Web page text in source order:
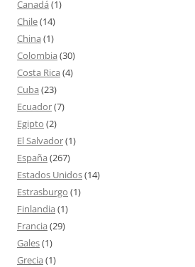
Canadá (1)
Chile(14)
China (1)
Colombia (30)
Costa Rica (4)
Cuba (23)
Ecuador(7)
Egipto (2)
El Salvador(1)
España (267)
Estados Unidos(14)
Estrasburgo (1)
Finlandia (1)
Francia (29)
Gales(1)
Grecia (1)